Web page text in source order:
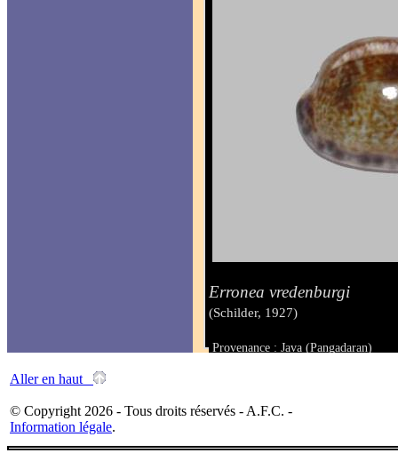
Erronea vredenburgi
(Schilder, 1927)
Provenance : Java (Pangadaran)
Aller en haut
© Copyright 2026 - Tous droits réservés - A.F.C. -
Information légale.